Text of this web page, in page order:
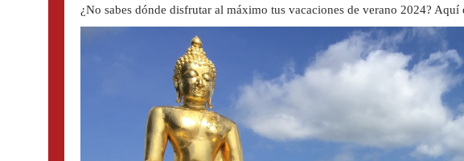
¿No sabes dónde disfrutar al máximo tus vacaciones de verano 2024? Aquí